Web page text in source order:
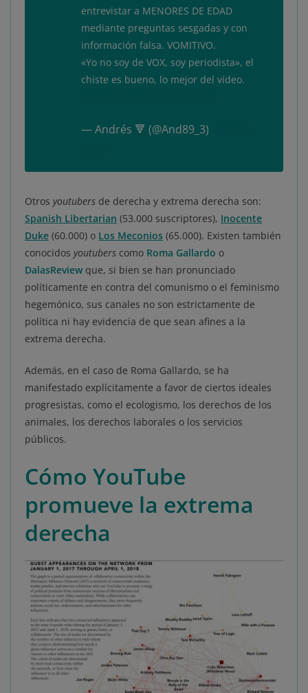
entrevistar a MENORES DE EDAD
mediante preguntas sesgadas y con
información falsa. VOMITIVO.
«Yo no soy de VOX, soy periodista», el
chiste es bueno, lo mejor del vídeo.
— Andrés 🔻 (@And89_3)
Otros youtubers de derecha y extrema derecha son:
Spanish Libertarian (53.000 suscriptores), Inocente
Duke (60.000) o Los Meconios (65.000). Existen también
conocidos youtubers como Roma Gallardo o
DalasReview que, si bien se han pronunciado
políticamente en contra del comunismo o el feminismo
hegemónico, sus canales no son estrictamente de
política ni hay evidencia de que sean afines a la
extrema derecha.
Además, en el caso de Roma Gallardo, se ha
manifestado explícitamente a favor de ciertos ideales
progresistas, como el ecologismo, los derechos de los
animales, los derechos laborales o los servicios
públicos.
Cómo YouTube
promueve la extrema
derecha